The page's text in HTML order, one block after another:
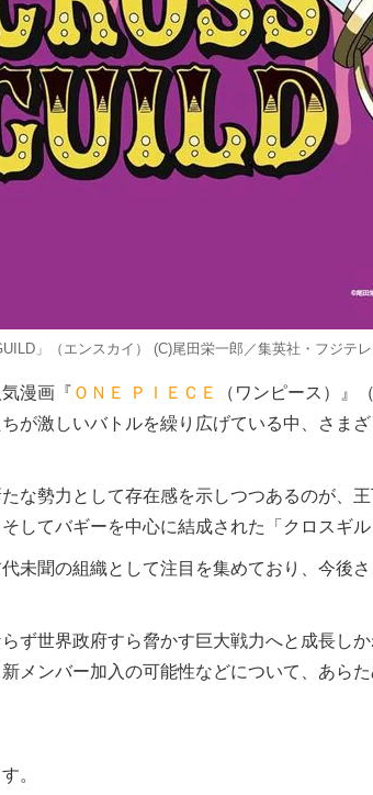
」（エンスカイ） (C)尾田栄一郎／集英社・フジテ
漫画『 ＯＮＥ ＰＩＥＣＥ
（ワンピース）』
が激しいバトルを繰り広げている中、さま
な勢力として存在感を示しつつあるのが、
してバギーを中心に結成された「クロスギル
未聞の組織として注目を集めており、今後
ず世界政府すら脅かす巨大戦力へと成長しか
メンバー加入の可能性などについて、あら
。